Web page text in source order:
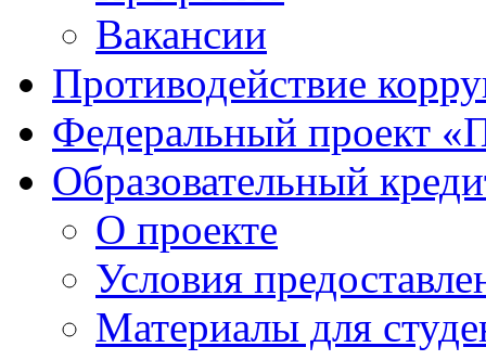
Вакансии
Противодействие
Федеральный проект
Образовательный
О проекте
Условия
Материалы для